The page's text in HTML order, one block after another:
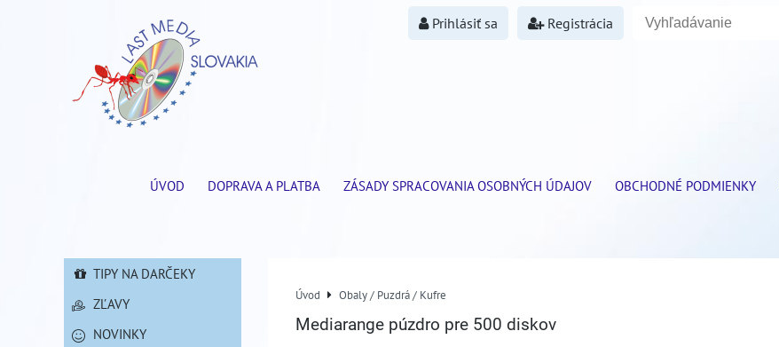
Prihlásiť sa Registrácia
ÚVOD DOPRAVA A PLATBA ZÁSADY SPRACOVANIA OSOBNÝCH ÚDAJOV OBCHODNÉ PODMIENKY
Úvod Obaly / Puzdrá / Kufre
Mediarange púzdro pre 500 diskov
TIPY NA DARČEKY
ZĽAVY
NOVINKY